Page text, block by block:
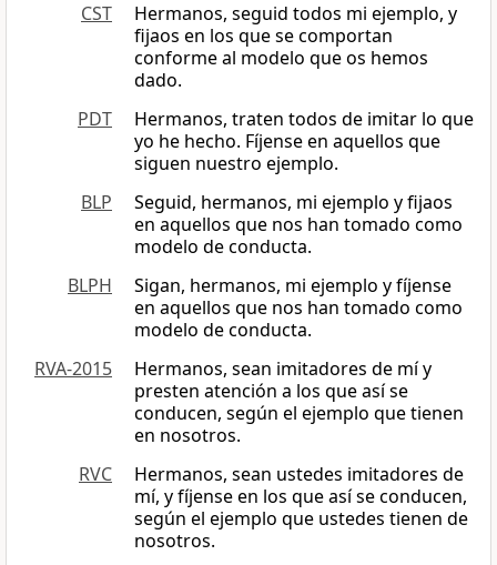
CST
Hermanos, seguid todos mi ejemplo, y
fijaos en los que se comportan
conforme al modelo que os hemos
dado.
PDT
Hermanos, traten todos de imitar lo que
yo he hecho. Fíjense en aquellos que
siguen nuestro ejemplo.
BLP
Seguid, hermanos, mi ejemplo y fijaos
en aquellos que nos han tomado como
modelo de conducta.
BLPH
Sigan, hermanos, mi ejemplo y fíjense
en aquellos que nos han tomado como
modelo de conducta.
RVA-2015
Hermanos, sean imitadores de mí y
presten atención a los que así se
conducen, según el ejemplo que tienen
en nosotros.
RVC
Hermanos, sean ustedes imitadores de
mí, y fíjense en los que así se conducen,
según el ejemplo que ustedes tienen de
nosotros.